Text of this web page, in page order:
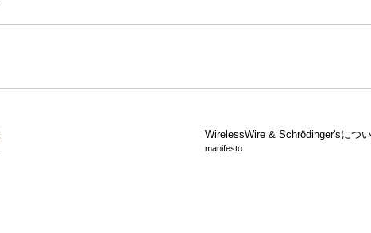
WirelessWire & Schrödinger'sにつ
manifesto